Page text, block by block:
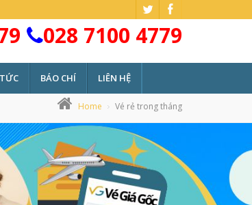
028 7100 4779
BÁO CHÍ LIÊN HỆ
Home Vé rẻ trong tháng